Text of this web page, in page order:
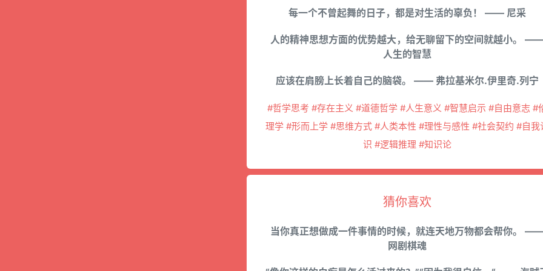
每一个不曾起舞的日子，都是对生活的辜负！ —— 尼采
人的精神思想方面的优势越大，给无聊留下的空间就越小。
人生的智慧
应该在肩膀上长着自己的脑袋。 —— 弗拉基米尔.伊里奇.列宁
#哲学思考 #存在主义 #道德哲学 #人生意义 #智慧启示 #自由意志 #
理学 #形而上学 #思维方式 #人类本性 #理性与感性 #社会契约 #自我
识 #逻辑推理 #知识论
猜你喜欢
当你真正想做成一件事情的时候，就连天地万物都会帮你。
网剧棋魂